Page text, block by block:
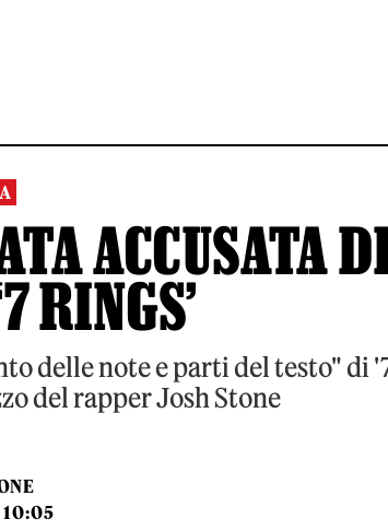
ACCUSATA
RINGS’
delle note e parti del testo" di
del rapper Josh Stone
10:05